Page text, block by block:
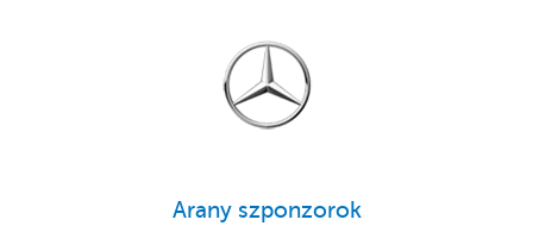
Arany szponzorok